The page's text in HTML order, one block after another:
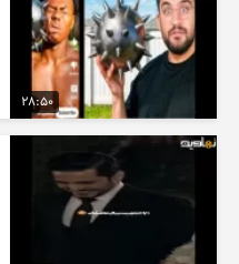
28:50